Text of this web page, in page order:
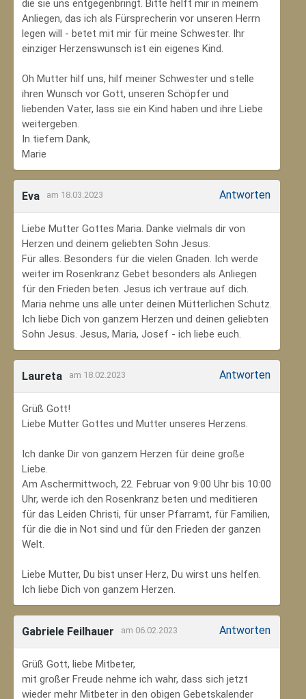
die sie uns entgegenbringt. Bitte helft mir in meinem
Anliegen, das ich als Fürsprecherin vor unseren Herrn
legen will - betet mit mir für meine Schwester. Ihr
einziger Herzenswunsch ist ein eigenes Kind.
Oh Mutter hilf uns, hilf meiner Schwester und stelle
ihren Wunsch vor Gott, unseren Schöpfer und
liebenden Vater, lass sie ein Kind haben und ihre Liebe
weitergeben.
In tiefem Dank,
Marie
Eva am 18.03.2023 Antworten
Liebe Mutter Gottes Maria. Danke vielmals dir von
Herzen und deinem geliebten Sohn Jesus.
Für alles. Besonders für die vielen Gnaden. Ich werde
weiter im Rosenkranz Gebet besonders als Anliegen
für den Frieden beten. Jesus ich vertraue auf dich.
Maria nehme uns alle unter deinen Mütterlichen Schutz.
Ich liebe Dich von ganzem Herzen und deinen geliebten
Sohn Jesus. Jesus, Maria, Josef - ich liebe euch.
Laureta am 18.02.2023 Antworten
Grüß Gott!
Liebe Mutter Gottes und Mutter unseres Herzens.
Ich danke Dir von ganzem Herzen für deine große
Liebe.
Am Aschermittwoch, 22. Februar von 9:00 Uhr bis 10:00
Uhr, werde ich den Rosenkranz beten und meditieren
für das Leiden Christi, für unser Pfarramt, für Familien,
für die die in Not sind und für den Frieden der ganzen
Welt.
Liebe Mutter, Du bist unser Herz, Du wirst uns helfen.
Ich liebe Dich von ganzem Herzen.
Gabriele Feilhauer am 06.02.2023 Antworten
Grüß Gott, liebe Mitbeter,
mit großer Freude nehme ich wahr, dass sich jetzt
wieder mehr Mitbeter in den obigen Gebetskalender